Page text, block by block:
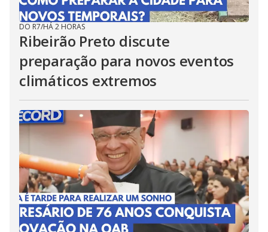
DO R7/HÁ 2 HORAS
Ribeirão Preto discute
preparação para novos eventos
climáticos extremos